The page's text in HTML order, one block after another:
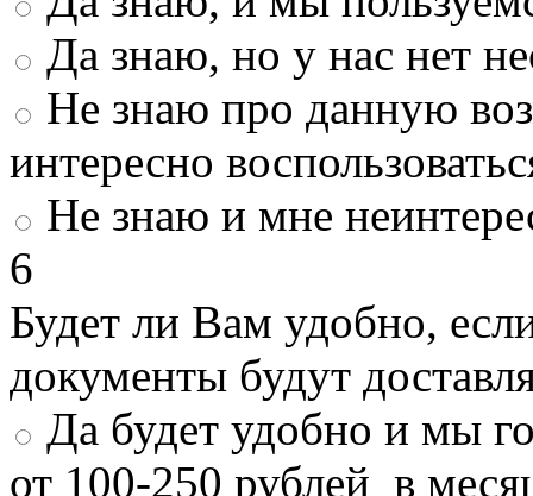
Да знаю, но у нас нет
Не знаю про данную
интересно
Не знаю и мне
6
Будет ли Вам удобно,
документы будут
Да будет удобно и мы
от 100-250 рублей в